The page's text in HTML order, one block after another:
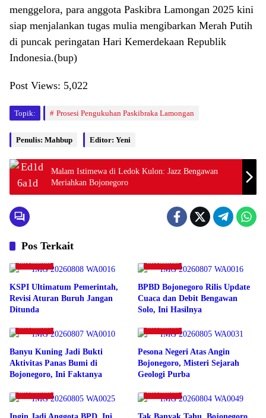
menggelora, para anggota Paskibra Lamongan 2025 kini
siap menjalankan tugas mulia mengibarkan Merah Putih
di puncak peringatan Hari Kemerdekaan Republik
Indonesia.(bup)
Post Views: 5,022
Topik: Prosesi Pengukuhan Paskibraka Lamongan
Penulis: Mahbup Editor: Yeni
Malam Istimewa di Ledok Kulon: Jazz Bengawan
Meriahkan Bojonegoro
Pos Terkait
KSPI Ultimatum Pemerintah,
Revisi Aturan Buruh Jangan
Ditunda
BPBD Bojonegoro Rilis Update
Cuaca dan Debit Bengawan
Solo, Ini Hasilnya
Banyu Kuning Jadi Bukti
Aktivitas Panas Bumi di
Bojonegoro, Ini Faktanya
Pesona Negeri Atas Angin
Bojonegoro, Misteri Sejarah
Geologi Purba